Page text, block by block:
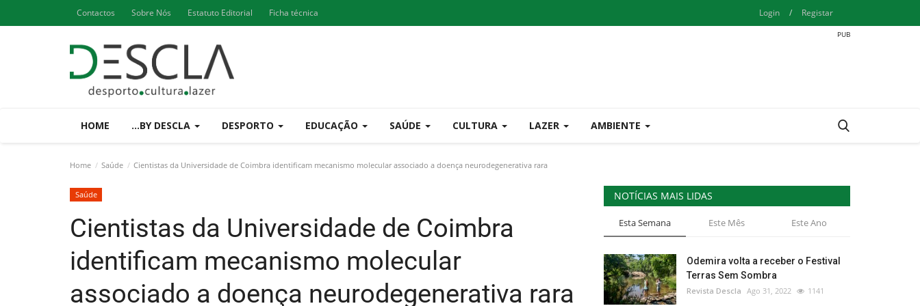
Contactos Sobre Nós Estatuto Editorial Ficha técnica Login / Registar
HOME ...BY DESCLA DESPORTO EDUCAÇÃO SAÚDE CULTURA LAZER AMBIENTE
Home Saúde Cientistas da Universidade de Coimbra identificam mecanismo molecular associado a doença neurodegenerativa rara
Saúde
Cientistas da Universidade de Coimbra
identificam mecanismo molecular
associado a doença neurodegenerativa rara
NOTÍCIAS MAIS LIDAS
Esta Semana Este Mês Este Ano
Odemira volta a receber o Festival
Terras Sem Sombra
Revista Descla Ago 31, 2022 1141